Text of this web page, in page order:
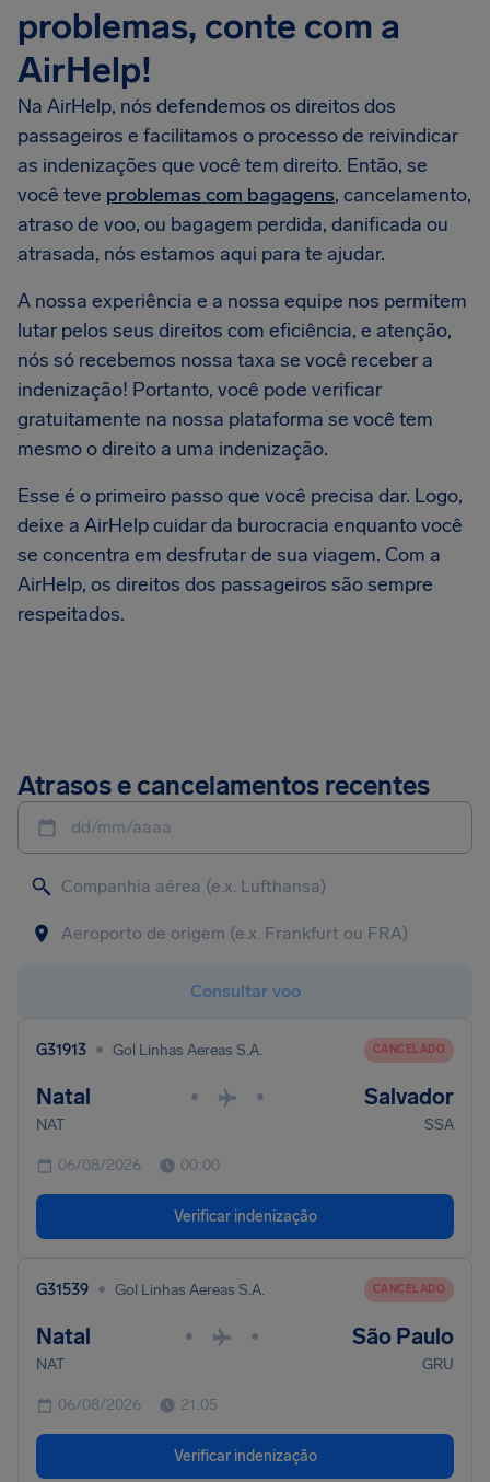
problemas, conte com a
AirHelp!
Na AirHelp, nós defendemos os direitos dos
passageiros e facilitamos o processo de reivindicar
as indenizações que você tem direito. Então, se
você teve problemas com bagagens, cancelamento,
atraso de voo, ou bagagem perdida, danificada ou
atrasada, nós estamos aqui para te ajudar.
A nossa experiência e a nossa equipe nos permitem
lutar pelos seus direitos com eficiência, e atenção,
nós só recebemos nossa taxa se você receber a
indenização! Portanto, você pode verificar
gratuitamente na nossa plataforma se você tem
mesmo o direito a uma indenização.
Esse é o primeiro passo que você precisa dar. Logo,
deixe a AirHelp cuidar da burocracia enquanto você
se concentra em desfrutar de sua viagem. Com a
AirHelp, os direitos dos passageiros são sempre
respeitados.
Atrasos e cancelamentos recentes
dd/mm/aaaa
Consultar voo
G31913 • Gol Linhas Aereas S.A. CANCELADO
Natal • • Salvador
NAT SSA
06/08/2026 00:00
Verificar indenização
G31539 • Gol Linhas Aereas S.A. CANCELADO
Natal • • São Paulo
NAT GRU
06/08/2026 21:05
Verificar indenização